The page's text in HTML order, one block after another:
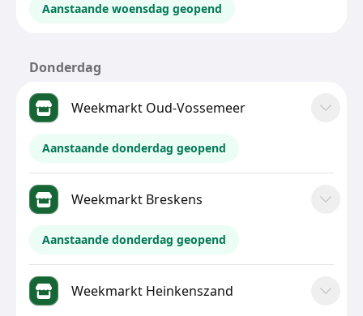
Aanstaande woensdag geopend
Donderdag
Weekmarkt Oud-Vossemeer
Aanstaande donderdag geopend
Weekmarkt Breskens
Aanstaande donderdag geopend
Weekmarkt Heinkenszand